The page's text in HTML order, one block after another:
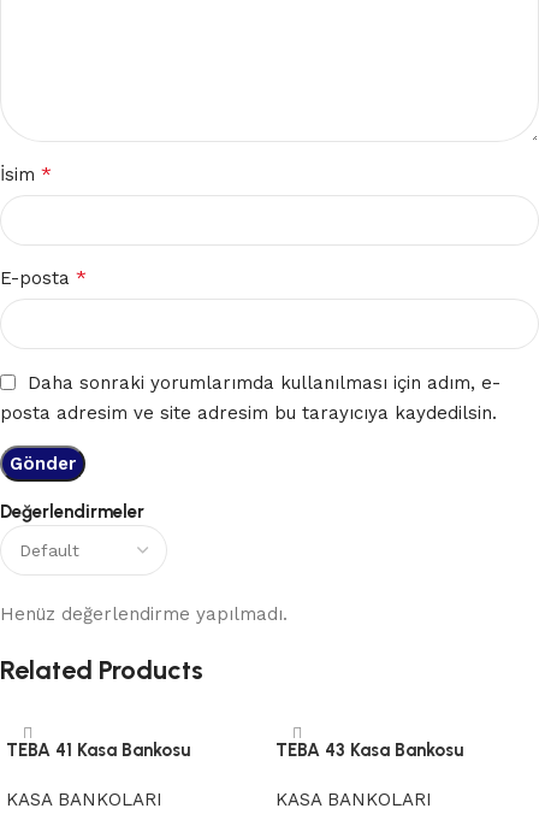
Değerlendirmeler
Henüz değerlendirme yapılmadı.
İsim *
E-posta *
Daha sonraki yorumlarımda kullanılması için adım, e-
posta adresim ve site adresim bu tarayıcıya kaydedilsin.
Related Products
TEBA 41 Kasa Bankosu
KASA BANKOLARI
TEBA 43 Kasa Bankosu
KASA BANKOLARI